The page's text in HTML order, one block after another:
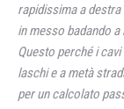
rapidissima a
in messo badando
Questo perché i
laschi e a metà
per un calcolato